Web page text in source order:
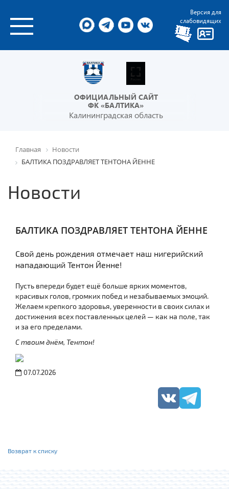
Версия для
слабовидящих
ОФИЦИАЛЬНЫЙ САЙТ
ФК «БАЛТИКА»
Калининградская область
Главная
Новости
БАЛТИКА ПОЗДРАВЛЯЕТ ТЕНТОНА ЙЕННЕ
Новости
БАЛТИКА ПОЗДРАВЛЯЕТ ТЕНТОНА ЙЕННЕ
Свой день рождения отмечает наш нигерийский
нападающий Тентон Йенне!
Пусть впереди будет ещё больше ярких моментов,
красивых голов, громких побед и незабываемых эмоций.
Желаем крепкого здоровья, уверенности в своих силах и
достижения всех поставленных целей — как на поле, так
и за его пределами.
С твоим днём, Тентон!
07.07.2026
Возврат к списку